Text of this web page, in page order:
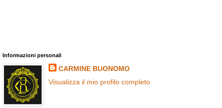
Informazioni personali
CARMINE BUONOMO
Visualizza il mio profilo completo